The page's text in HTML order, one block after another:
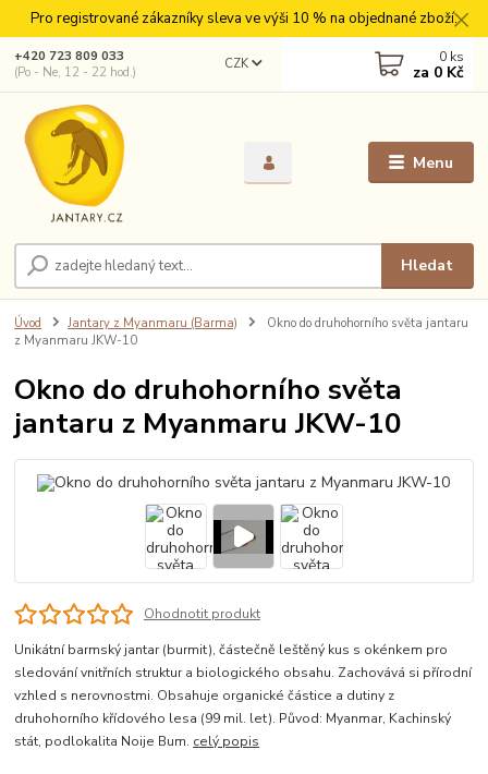
Pro registrované zákazníky sleva ve výši 10 % na objednané zboží.
Menu
CZK
Hledat
+420 723 809 033
(Po - Ne, 12 - 22 hod.)
0 ks
za 0 Kč
Úvod Jantary z Myanmaru (Barma)
Okno do druhohorního světa jantaru
z Myanmaru JKW-10
Okno do druhohorního světa
jantaru z Myanmaru JKW-10
Ohodnotit produkt
Unikátní barmský jantar (burmit), částečně leštěný kus s okénkem pro
sledování vnitřních struktur a biologického obsahu. Zachovává si přírodní
vzhled s nerovnostmi. Obsahuje organické částice a dutiny z
druhohorního křídového lesa (99 mil. let). Původ: Myanmar, Kachinský
stát, podlokalita Noije Bum. celý popis